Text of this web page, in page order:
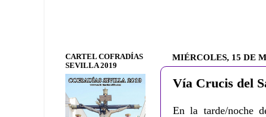
MIÉRCOLES, 15 DE
Vía Crucis del
En la tarde/noche
CARTEL COFRADÍAS
SEVILLA 2019